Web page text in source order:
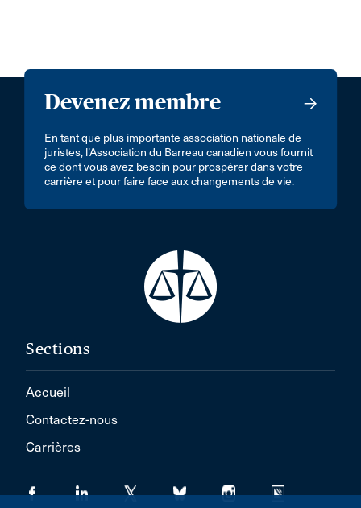
Devenez membre
En tant que plus importante association nationale de
juristes, l’Association du Barreau canadien vous fournit
ce dont vous avez besoin pour prospérer dans votre
carrière et pour faire face aux changements de vie.
Sections
Accueil
Contactez-nous
Carrières